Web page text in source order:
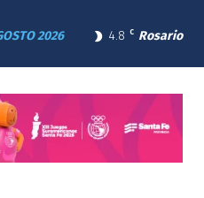
4.8 C Rosario
2026